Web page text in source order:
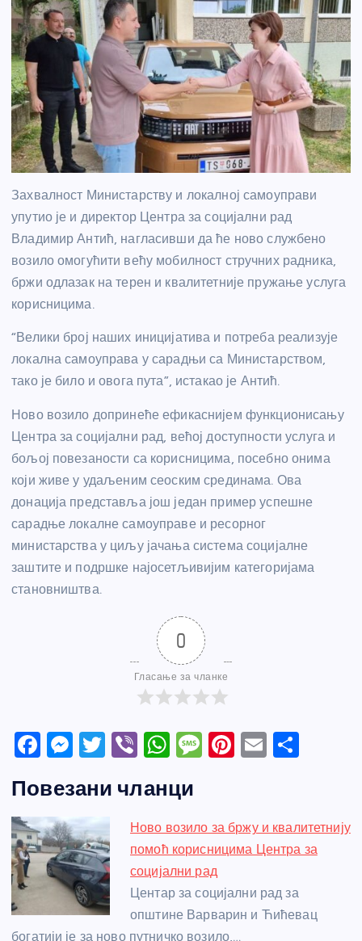
Захвалност Министарству и локалној самоуправи
упутио је и директор Центра за социјални рад
Владимир Антић, нагласивши да ће ново службено
возило омогућити већу мобилност стручних радника,
бржи одлазак на терен и квалитетније пружање услуга
корисницима.
“Велики број наших иницијатива и потреба реализује
локална самоуправа у сарадњи са Министарством,
тако је било и овога пута”, истакао је Антић.
Ново возило допринеће ефикаснијем функционисању
Центра за социјални рад, већој доступности услуга и
бољој повезаности са корисницима, посебно онима
који живе у удаљеним сеоским срединама. Ова
донација представља још један пример успешне
сарадње локалне самоуправе и ресорног
министарства у циљу јачања система социјалне
заштите и подршке најосетљивијим категоријама
становништва.
0
Гласање за чланке
F
c
e
b
o
o
k
M
ss
e
n
g
er
T
itt
er
Vi
er
W
at
s
A
p
p
M
a
g
e
Pi
e
st
E
e
Повезани чланци
Ново возило за бржу и квалитетнију
помоћ корисницима Центра за
социјални рад
Центар за социјални рад за
општине Варварин и Ћићевац
богатији је за ново путничко возило,…